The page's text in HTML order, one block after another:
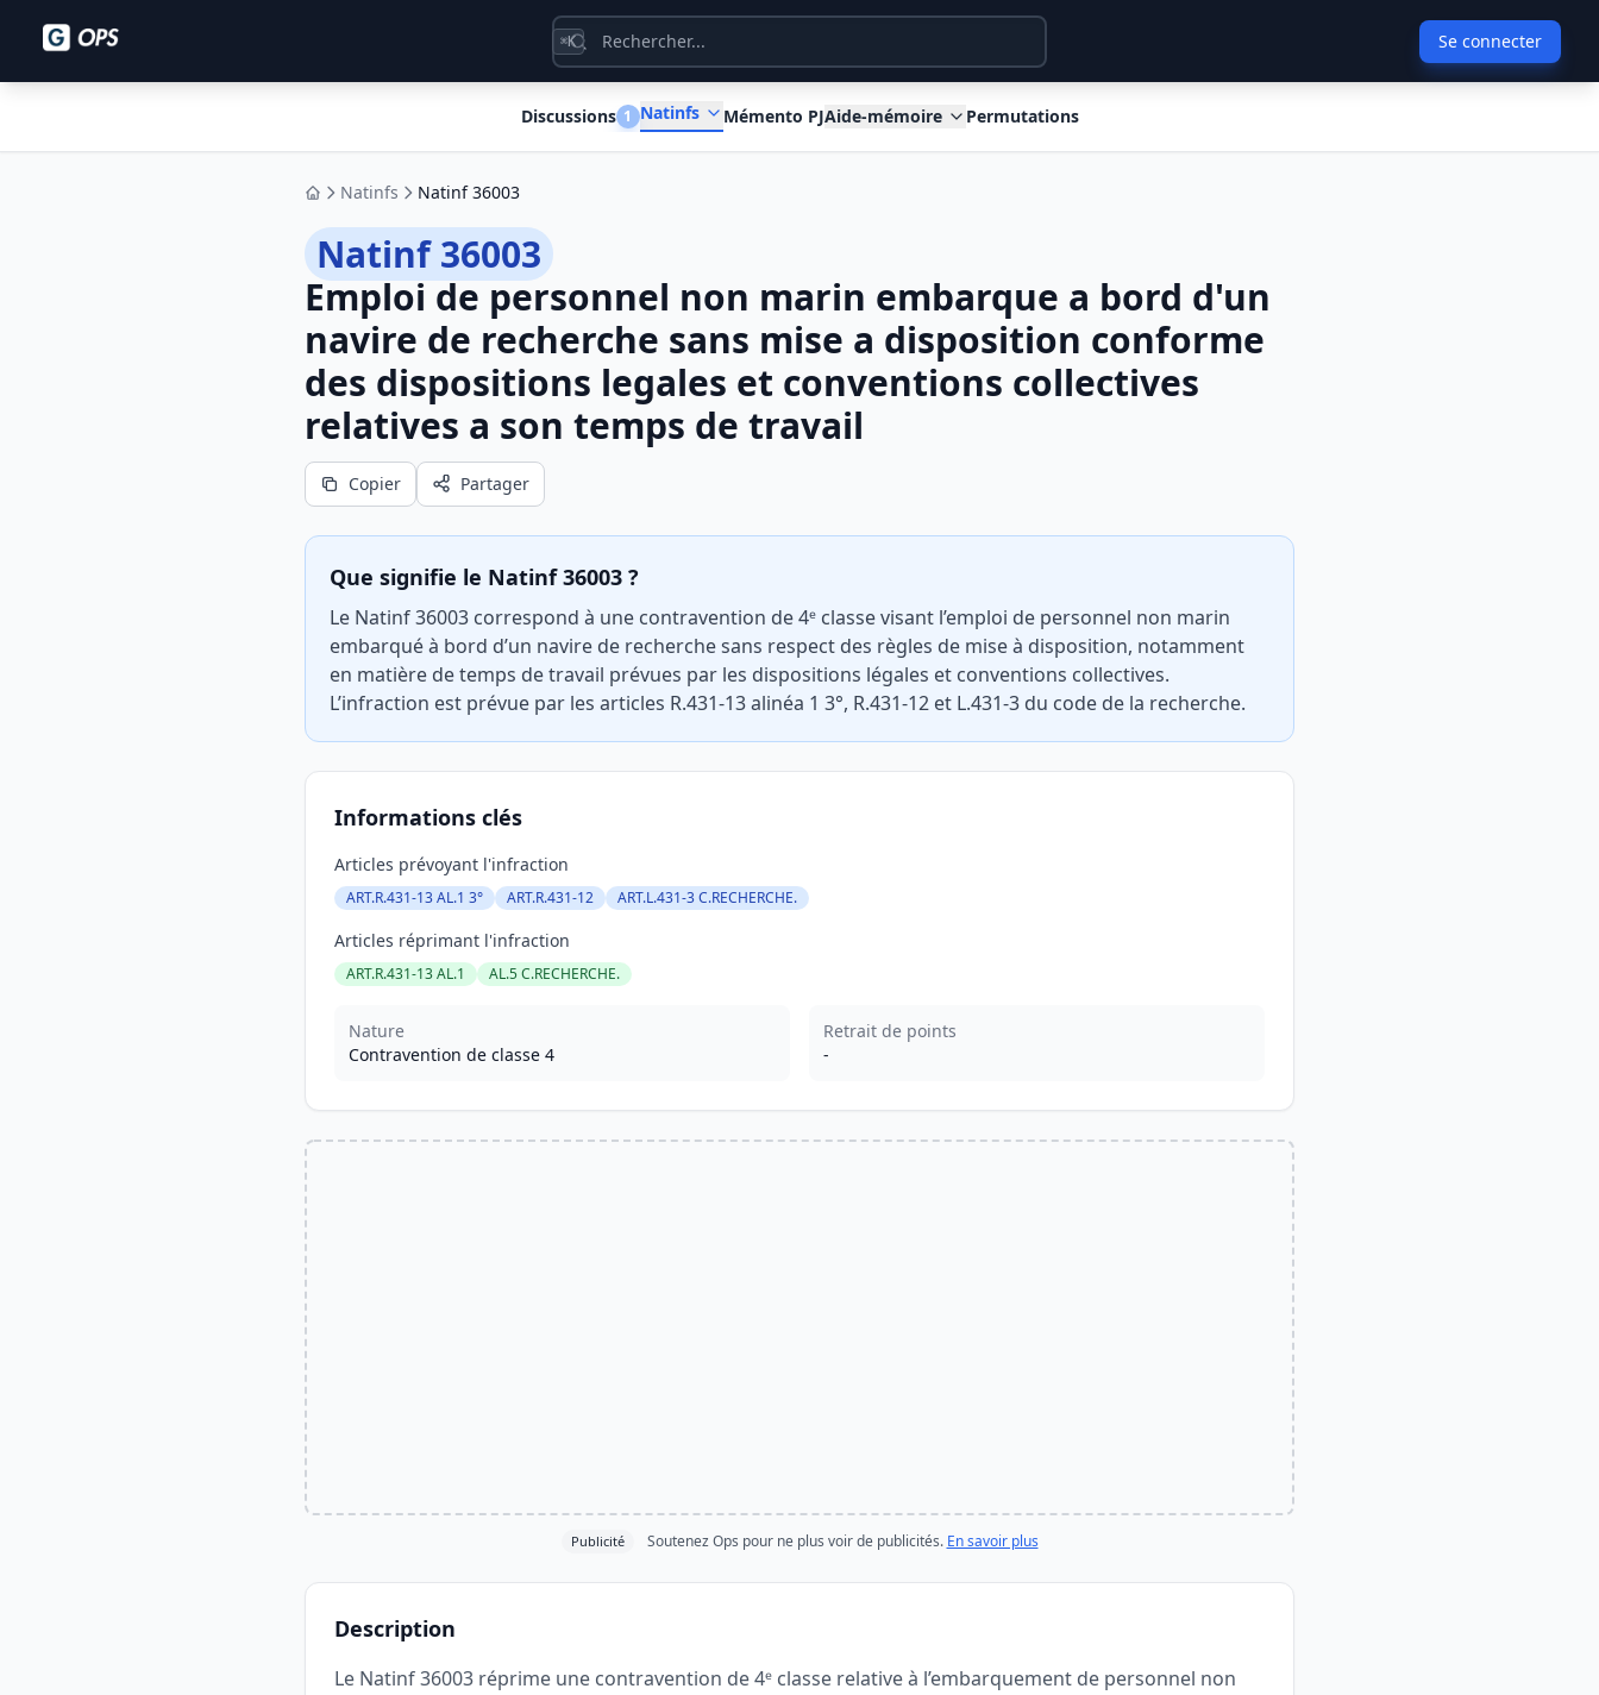
⌘K Se connecter
Discussions 1 Natinfs Mémento PJAide-mémoire Permutations
AccueilNatinfs Natinf 36003
Natinf 36003
Emploi de personnel non marin embarque a bord d'un
navire de recherche sans mise a disposition conforme
des dispositions legales et conventions collectives
relatives a son temps de travail
Copier Partager
Que signifie le Natinf 36003 ?
Le Natinf 36003 correspond à une contravention de 4ᵉ classe visant l’emploi de personnel non marin
embarqué à bord d’un navire de recherche sans respect des règles de mise à disposition, notamment
en matière de temps de travail prévues par les dispositions légales et conventions collectives.
L’infraction est prévue par les articles R.431-13 alinéa 1 3°, R.431-12 et L.431-3 du code de la recherche.
Informations clés
Articles prévoyant l'infraction
ART.R.431-13 AL.1 3° ART.R.431-12 ART.L.431-3 C.RECHERCHE.
Articles réprimant l'infraction
ART.R.431-13 AL.1 AL.5 C.RECHERCHE.
Nature
Contravention de classe 4
Retrait de points
-
Publicité Soutenez Ops pour ne plus voir de publicités. En savoir plus
Description
Le Natinf 36003 réprime une contravention de 4ᵉ classe relative à l’embarquement de personnel non